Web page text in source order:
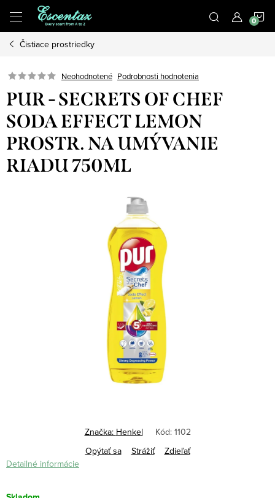
obsah
Čistiace prostriedky
Neohodnotené Podrobnosti hodnotenia
PUR - SECRETS OF CHEF
SODA EFFECT LEMON
PROSTR. NA UMÝVANIE
RIADU 750ML
Detailné informácie
Značka: Henkel Kód: 1102
Opýtať sa
Strážiť Zdieľať